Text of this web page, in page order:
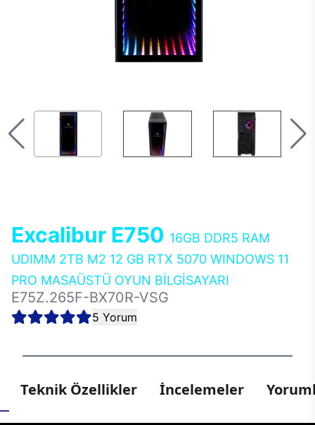
Excalibur E750 16GB DDR5 RAM
UDIMM 2TB M2 12 GB RTX 5070 WINDOWS 11
PRO MASAÜSTÜ OYUN BİLGİSAYARI
E75Z.265F-BX70R-VSG
5 Yorum
Teknik Özellikler İncelemeler